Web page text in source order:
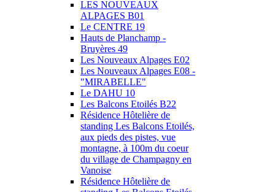
LES NOUVEAUX
ALPAGES B01
Le CENTRE 19
Hauts de Planchamp -
Bruyères 49
Les Nouveaux Alpages E02
Les Nouveaux Alpages E08 -
"MIRABELLE"
Le DAHU 10
Les Balcons Etoilés B22
Résidence Hôtelière de
standing Les Balcons Etoilés,
aux pieds des pistes, vue
montagne, à 100m du coeur
du village de Champagny en
Vanoise
Résidence Hôtelière de